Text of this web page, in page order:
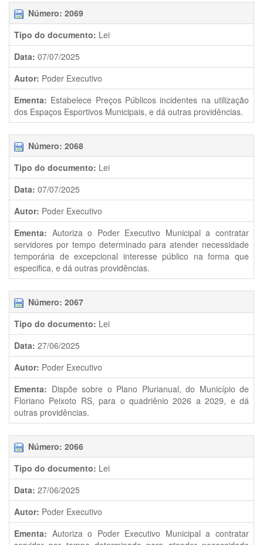
Número: 2069
Tipo do documento: Lei
Data: 07/07/2025
Autor: Poder Executivo
Ementa: Estabelece Preços Públicos incidentes na utilização
dos Espaços Esportivos Municipais, e dá outras providências.
Número: 2068
Tipo do documento: Lei
Data: 07/07/2025
Autor: Poder Executivo
Ementa: Autoriza o Poder Executivo Municipal a contratar
servidores por tempo determinado para atender necessidade
temporária de excepcional interesse público na forma que
especifica, e dá outras providências.
Número: 2067
Tipo do documento: Lei
Data: 27/06/2025
Autor: Poder Executivo
Ementa: Dispõe sobre o Plano Plurianual, do Município de
Floriano Peixoto RS, para o quadriênio 2026 a 2029, e dá
outras providências.
Número: 2066
Tipo do documento: Lei
Data: 27/06/2025
Autor: Poder Executivo
Ementa: Autoriza o Poder Executivo Municipal a contratar